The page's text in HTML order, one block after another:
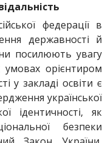
федерації в
державності й
посилюють увагу
орієнтиром
у закладі освіти є
української
ідентичності, як
безпеки